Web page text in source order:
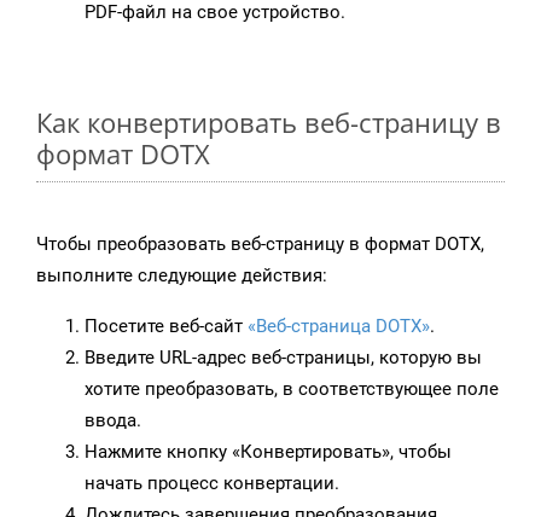
PDF-файл на свое устройство.
Как конвертировать веб-страницу в
формат DOTX
Чтобы преобразовать веб-страницу в формат DOTX,
выполните следующие действия:
Посетите веб-сайт «Веб-страница DOTX».
Введите URL-адрес веб-страницы, которую вы
хотите преобразовать, в соответствующее поле
ввода.
Нажмите кнопку «Конвертировать», чтобы
начать процесс конвертации.